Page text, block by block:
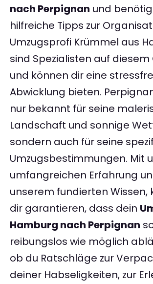
nach Perpignan und
hilfreiche Tipps zur
Umzugsprofi Krümmel aus
sind Spezialisten auf diesem
und können dir eine
Abwicklung bieten.
nur bekannt für seine
Landschaft und sonnige
sondern auch für seine
Umzugsbestimmungen. Mit
umfangreichen Erfahrung
unserem fundierten Wissen,
dir garantieren, dass dein
Hamburg nach Perpignan
reibungslos wie möglich
ob du Ratschläge zur
deiner Habseligkeiten, zur